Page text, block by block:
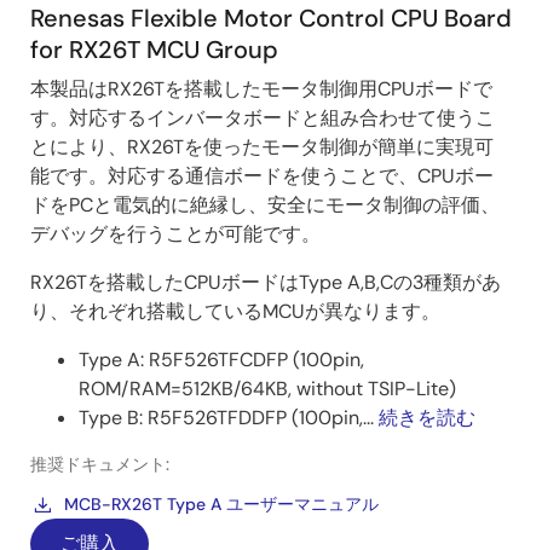
び速度を推定する方式に切り替えて運転を実施しま
す。
画
像
●機能・仕様一覧
●ルネサスの全速度域センサレス
Renesas Flexible Motor Control CPU Board
for RX26T MCU Group
本製品はRX26Tを搭載したモータ制御用CPUボードで
す。対応するインバータボードと組み合わせて使うこ
とにより、RX26Tを使ったモータ制御が簡単に実現可
能です。対応する通信ボードを使うことで、CPUボー
ドをPCと電気的に絶縁し、安全にモータ制御の評価、
デバッグを行うことが可能です。
RX26Tを搭載したCPUボードはType A,B,Cの3種類があ
り、それぞれ搭載しているMCUが異なります。
Type A: R5F526TFCDFP (100pin,
ROM/RAM=512KB/64KB, without TSIP-Lite)
Type B: R5F526TFDDFP (100pin,...続きを読む
推奨ドキュメント:
MCB-RX26T Type A ユーザーマニュアル
ご購入